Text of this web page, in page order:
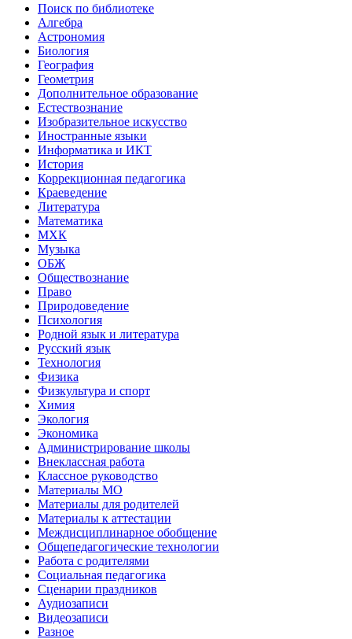
Поиск по библиотеке
Алгебра
Астрономия
Биология
География
Геометрия
Дополнительное образование
Естествознание
Изобразительное искусство
Иностранные языки
Информатика и ИКТ
История
Коррекционная педагогика
Краеведение
Литература
Математика
МХК
Музыка
ОБЖ
Обществознание
Право
Природоведение
Психология
Родной язык и литература
Русский язык
Технология
Физика
Физкультура и спорт
Химия
Экология
Экономика
Администрирование школы
Внеклассная работа
Классное руководство
Материалы МО
Материалы для родителей
Материалы к аттестации
Междисциплинарное обобщение
Общепедагогические технологии
Работа с родителями
Социальная педагогика
Сценарии праздников
Аудиозаписи
Видеозаписи
Разное